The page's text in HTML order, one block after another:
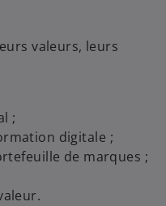
valeurs, leurs
;
digitale ;
de marques ;